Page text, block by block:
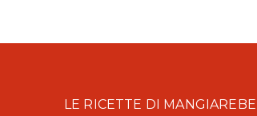
LE RICETTE DI